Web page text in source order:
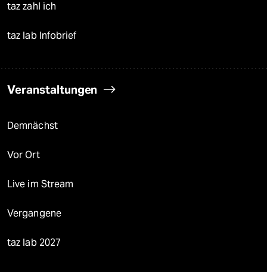
taz zahl ich
taz lab Infobrief
Veranstaltungen
Demnächst
Vor Ort
Live im Stream
Vergangene
taz lab 2027